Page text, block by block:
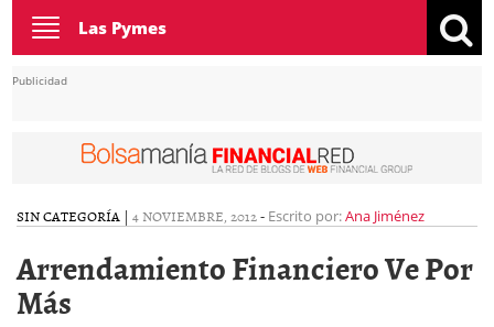
Toggle
navigation
Las Pymes
Publicidad
SIN CATEGORÍA | 4 NOVIEMBRE, 2012- Escrito por:Ana Jiménez
Arrendamiento Financiero Ve Por
Más